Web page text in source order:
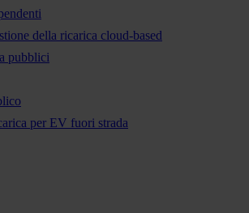
della ricarica cloud-based
pubblici
per EV fuori strada